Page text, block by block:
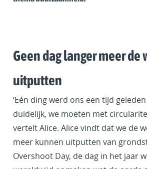
Geen dag langer meer de
uitputten
‘Eén ding werd ons een tijd
duidelijk, we moeten met
vertelt Alice. Alice vindt dat we de
meer kunnen uitputten van
Overshoot Day, de dag in het jaar